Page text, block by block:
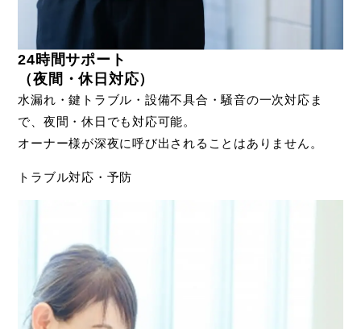
24時間サポート
（夜間・休日対応）
水漏れ・鍵トラブル・設備不具合・騒音の一次対応ま
で、夜間・休日でも対応可能。
オーナー様が深夜に呼び出されることはありません。
トラブル対応・予防